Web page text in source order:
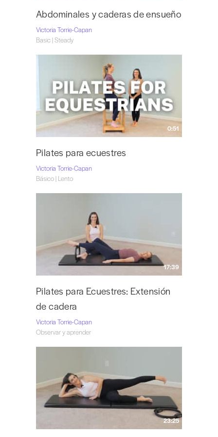
Abdominales y caderas de ensueño
Victoria Torrie-Capan
Basic | Steady
0:51
Pilates para ecuestres
Victoria Torrie-Capan
Básico | Lento
17:39
Pilates para Ecuestres: Extensión
de cadera
Victoria Torrie-Capan
Observar y aprender
23:25